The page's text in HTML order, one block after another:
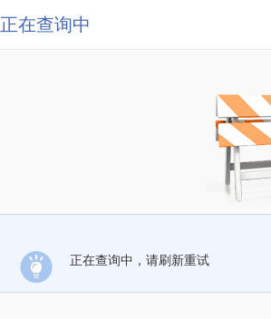
正在查询中
正在查询中，请刷新重试